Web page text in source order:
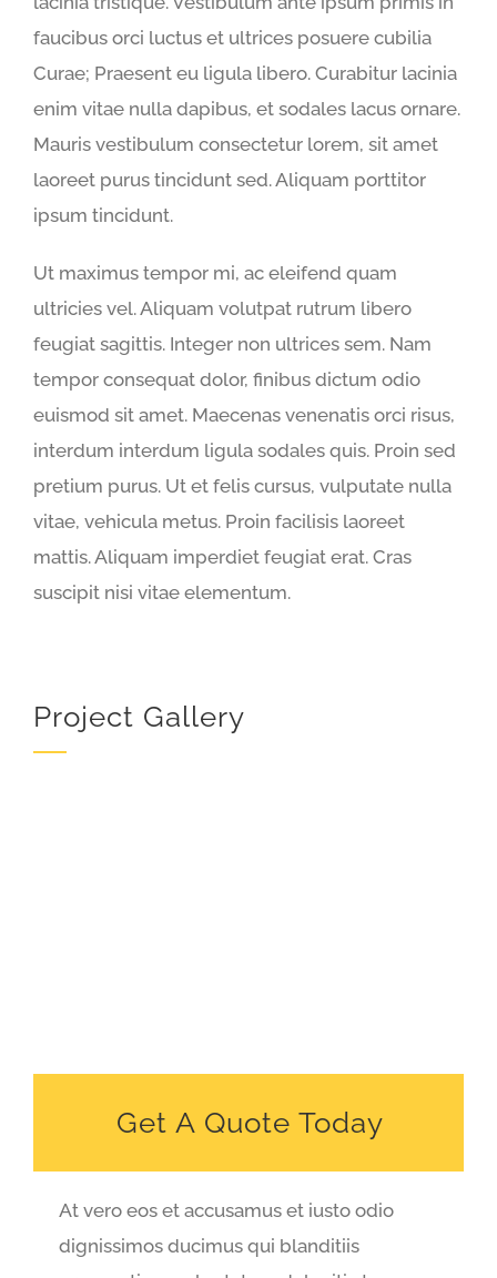
faucibus orci luctus et ultrices posuere cubilia
Curae; Praesent eu ligula libero. Curabitur lacinia
enim vitae nulla dapibus, et sodales lacus ornare.
Mauris vestibulum consectetur lorem, sit amet
laoreet purus tincidunt sed. Aliquam porttitor
ipsum tincidunt.
Ut maximus tempor mi, ac eleifend quam
ultricies vel. Aliquam volutpat rutrum libero
feugiat sagittis. Integer non ultrices sem. Nam
tempor consequat dolor, finibus dictum odio
euismod sit amet. Maecenas venenatis orci risus,
interdum interdum ligula sodales quis. Proin sed
pretium purus. Ut et felis cursus, vulputate nulla
vitae, vehicula metus. Proin facilisis laoreet
mattis. Aliquam imperdiet feugiat erat. Cras
suscipit nisi vitae elementum.
Project Gallery
Get A Quote Today
At vero eos et accusamus et iusto odio
dignissimos ducimus qui blanditiis